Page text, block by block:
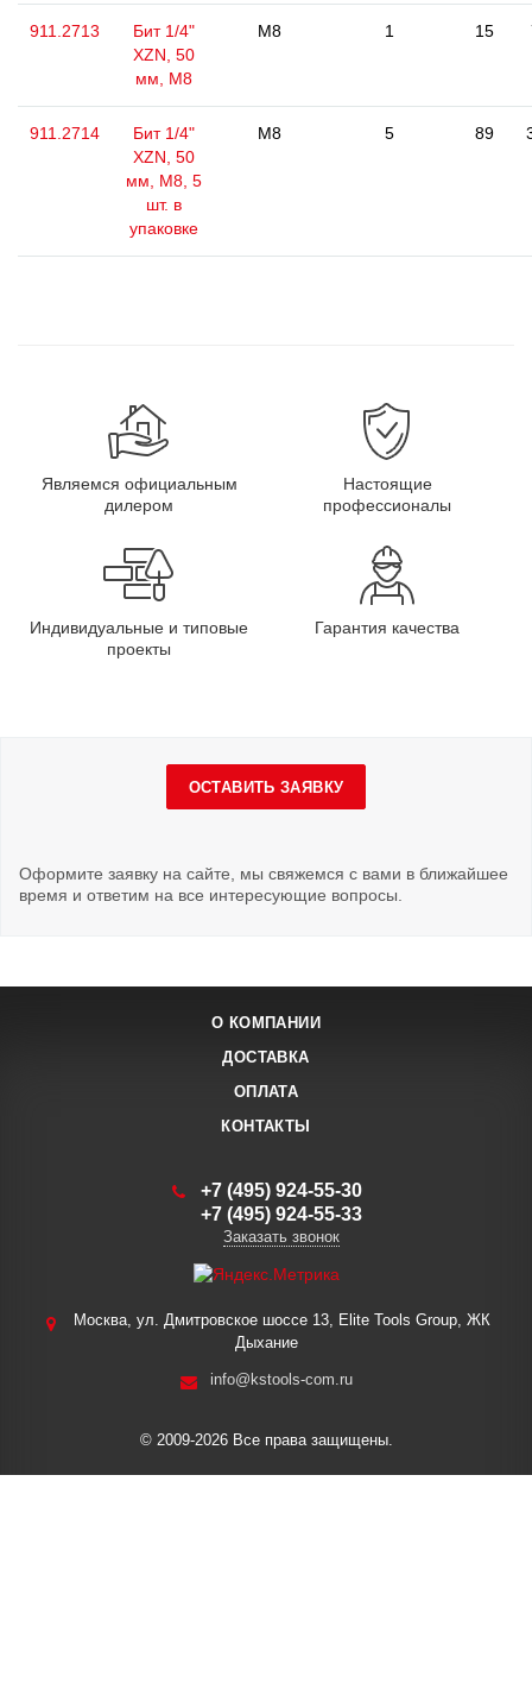
911.2713
Бит 1/4"
XZN, 50
мм, М8
M8 1 15
911.2714
Бит 1/4"
XZN, 50
мм, М8, 5
шт. в
упаковке
M8 5 89
Являемся официальным
дилером
Настоящие
профессионалы
Индивидуальные и типовые
проекты
Гарантия качества
ОСТАВИТЬ ЗАЯВКУ
Оформите заявку на сайте, мы свяжемся с вами в ближайшее
время и ответим на все интересующие вопросы.
О КОМПАНИИ
ДОСТАВКА
ОПЛАТА
КОНТАКТЫ
+7 (495) 924-55-30
+7 (495) 924-55-33
Заказать звонок
Москва, ул. Дмитровское шоссе 13, Elite Tools Group, ЖК
Дыхание
info@kstools-com.ru
© 2009-2026 Все права защищены.